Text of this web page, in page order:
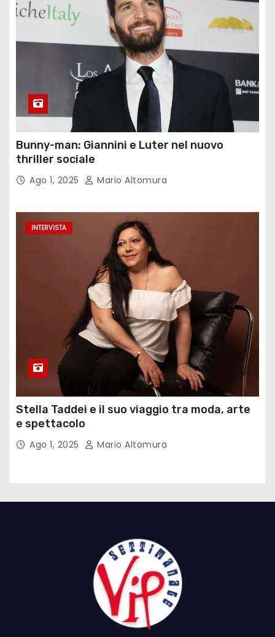
Bunny-man: Giannini e Luter nel nuovo
thriller sociale
Ago 1, 2025 Mario Altomura
INTERVISTA
Stella Taddei e il suo viaggio tra moda, arte
e spettacolo
Ago 1, 2025 Mario Altomura